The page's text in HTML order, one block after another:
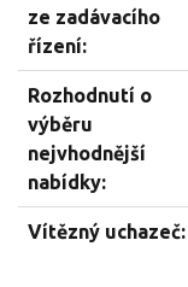
ze zadávacího
řízení:
Rozhodnutí o
výběru
nejvhodnější
nabídky:
Vítězný uchazeč: